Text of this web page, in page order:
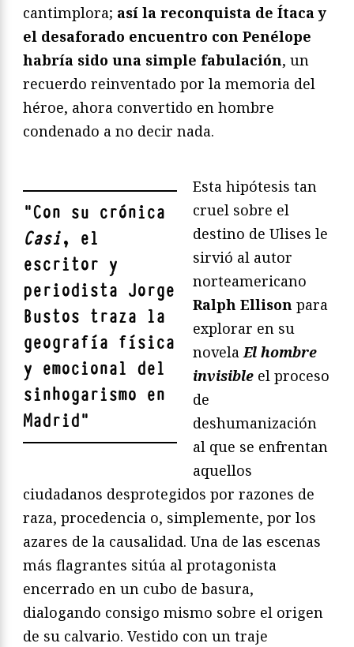
cantimplora; así la reconquista de Ítaca y
el desaforado encuentro con Penélope
habría sido una simple fabulación, un
recuerdo reinventado por la memoria del
héroe, ahora convertido en hombre
condenado a no decir nada.
"Con su crónica
Casi, el
escritor y
periodista Jorge
Bustos traza la
geografía física
y emocional del
sinhogarismo en
Madrid"
Esta hipótesis tan
cruel sobre el
destino de Ulises le
sirvió al autor
norteamericano
Ralph Ellison para
explorar en su
novela El hombre
invisible el proceso
de
deshumanización
al que se enfrentan
aquellos
ciudadanos desprotegidos por razones de
raza, procedencia o, simplemente, por los
azares de la causalidad. Una de las escenas
más flagrantes sitúa al protagonista
encerrado en un cubo de basura,
dialogando consigo mismo sobre el origen
de su calvario. Vestido con un traje